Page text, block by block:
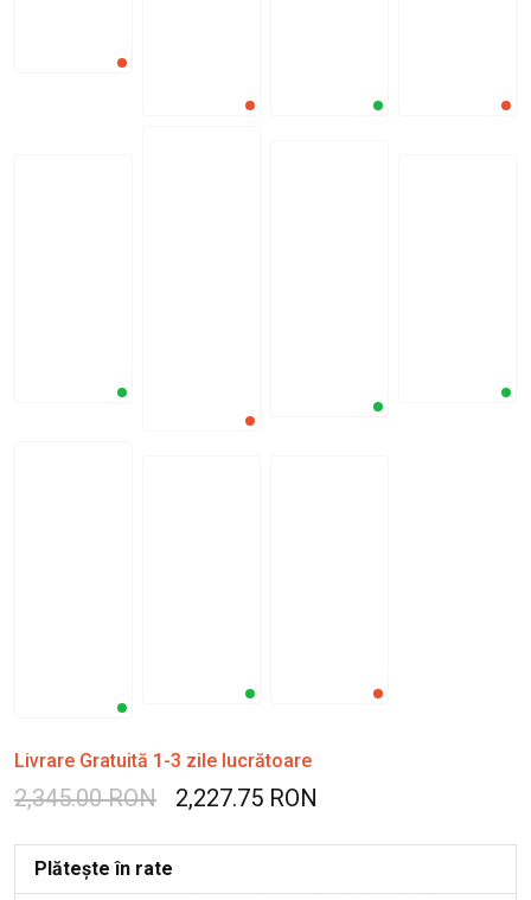
Livrare Gratuită 1-3 zile lucrătoare
2,345.00 RON 2,227.75 RON
Plătește în rate